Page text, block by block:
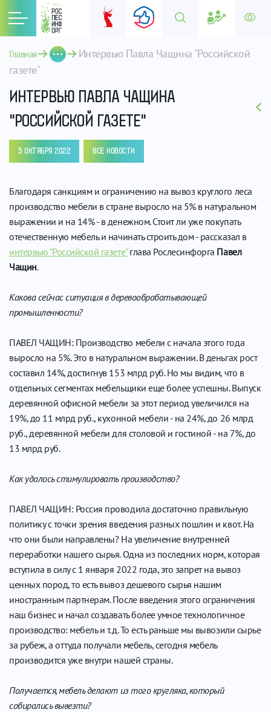
Главная
Интервью Павла Чащина "Российской
газете"
ИНТЕРВЬЮ ПАВЛА ЧАЩИНА
"РОССИЙСКОЙ ГАЗЕТЕ"
5 ОКТЯБРЯ 2022 ВСЕ НОВОСТИ
Благодаря санкциям и ограничению на вывоз круглого леса
производство мебели в стране выросло на 5% в натуральном
выражении и на 14% - в денежном. Стоит ли уже покупать
отечественную мебель и начинать строить дом - рассказал в
интервью "Российской газете"глава Рослесинфорга Павел
Чащин.
Какова сейчас ситуация в деревообрабатывающей
промышленности?
ПАВЕЛ ЧАЩИН: Производство мебели с начала этого года
выросло на 5%. Это в натуральном выражении. В деньгах рост
составил 14%, достигнув 153 млрд руб. Но мы видим, что в
отдельных сегментах мебельщики еще более успешны. Выпуск
деревянной офисной мебели за этот период увеличился на
19%, до 11 млрд руб., кухонной мебели - на 24%, до 26 млрд
руб., деревянной мебели для столовой и гостиной - на 7%, до
13 млрд руб.
Как удалось стимулировать производство?
ПАВЕЛ ЧАЩИН: Россия проводила достаточно правильную
политику с точки зрения введения разных пошлин и квот. На
что они были направлены? На увеличение внутренней
переработки нашего сырья. Одна из последних норм, которая
вступила в силу с 1 января 2022 года, это запрет на вывоз
ценных пород, то есть вывоз дешевого сырья нашим
иностранным партнерам. После введения этого ограничения
наш бизнес и начал создавать более умное технологичное
производство: мебель и т.д. То есть раньше мы вывозили сырье
за рубеж, а оттуда получали мебель, сегодня мебель
производится уже внутри нашей страны.
Получается, мебель делают из того кругляка, который
собирались вывезти?